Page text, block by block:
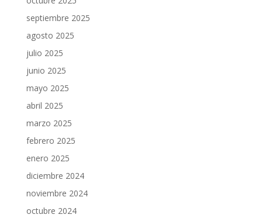
septiembre 2025
agosto 2025
julio 2025
junio 2025
mayo 2025
abril 2025
marzo 2025
febrero 2025
enero 2025
diciembre 2024
noviembre 2024
octubre 2024